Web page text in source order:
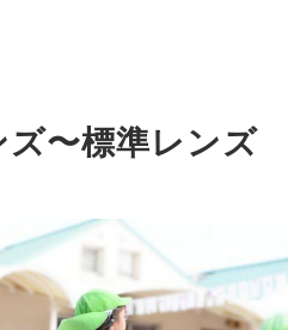
ズ〜標準レンズ